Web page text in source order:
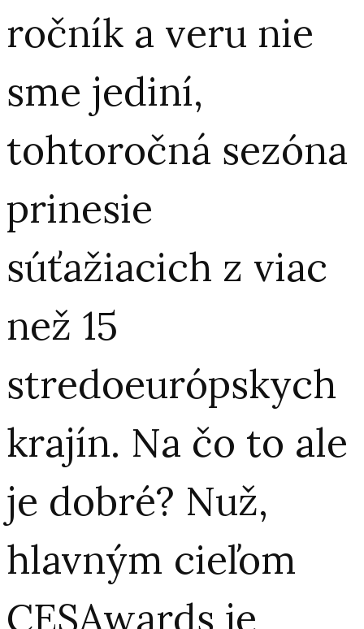
ročník a veru nie
sme jediní,
tohtoročná sezóna
prinesie
súťažiacich z viac
než 15
stredoeurópskych
krajín. Na čo to ale
je dobré? Nuž,
hlavným cieľom
CESAwards je